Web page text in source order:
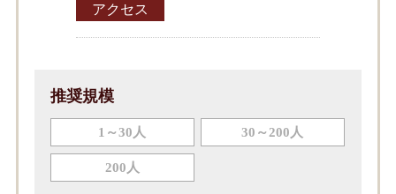
アクセス
推奨規模
1～30人 30～200人
200人